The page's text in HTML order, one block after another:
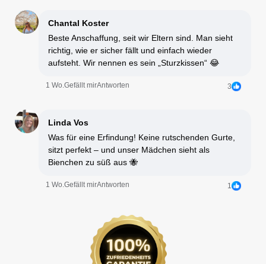
Chantal Koster
Beste Anschaffung, seit wir Eltern sind. Man sieht
richtig, wie er sicher fällt und einfach wieder
aufsteht. Wir nennen es sein „Sturzkissen“ 😂
1 Wo.Gefällt mirAntworten 3
Linda Vos
Was für eine Erfindung! Keine rutschenden Gurte,
sitzt perfekt – und unser Mädchen sieht als
Bienchen zu süß aus 🐝
1 Wo.Gefällt mirAntworten 1